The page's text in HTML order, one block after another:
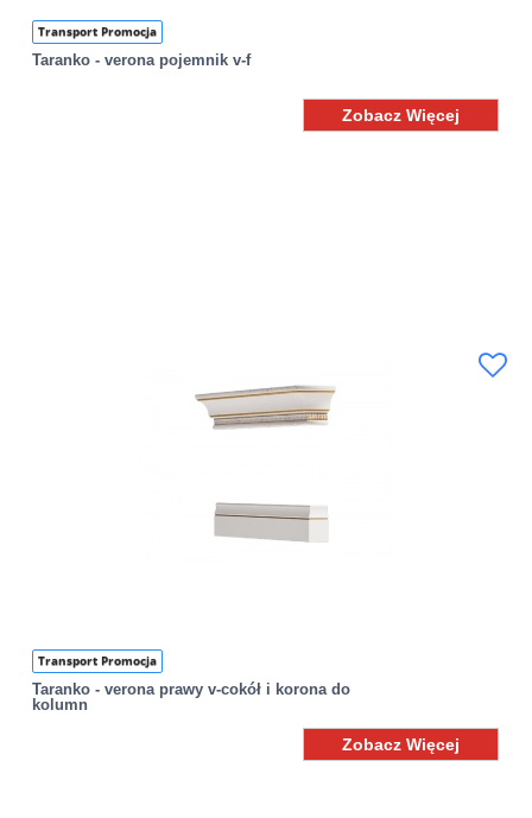
Transport Promocja
Taranko - verona pojemnik v-f
Zobacz Więcej
Transport Promocja
Taranko - verona prawy v-cokół i korona do
kolumn
Zobacz Więcej